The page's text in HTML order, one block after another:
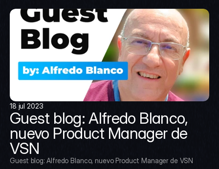
18 jul 2023
Guest blog: Alfredo Blanco,
nuevo Product Manager de
VSN
Guest blog: Alfredo Blanco, nuevo Product Manager de VSN